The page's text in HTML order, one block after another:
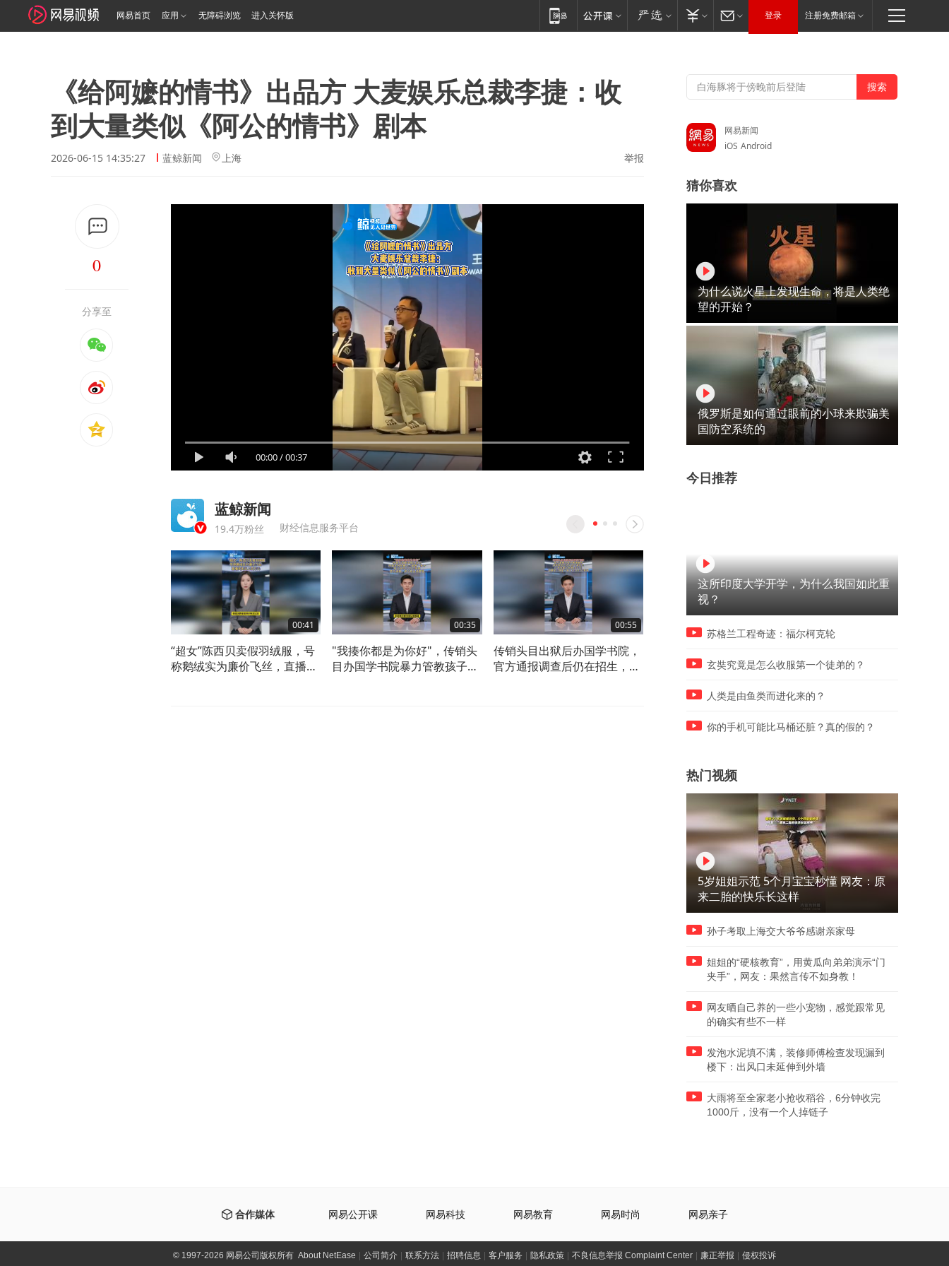
网易首页 应用 无障碍浏览 进入关怀版 登录 注册免费邮箱
《给阿嬷的情书》出品方 大麦娱乐总裁李捷：收
到大量类似《阿公的情书》剧本
2026-06-15 14:35:27 蓝鲸新闻 上海 举报
0
分享至
00:00/00:37
蓝鲸新闻
19.4万粉丝 财经信息服务平台
00:41
“超女”陈西贝卖假羽绒服，号
称鹅绒实为廉价飞丝，直播间
00:35
"我揍你都是为你好"，传销头
目办国学书院暴力管教孩子，
00:55
传销头目出狱后办国学书院，
官方通报调查后仍在招生，少
99999元，李亚鹏落泪致谢回
连续多日带货销售额仅1万
网易新闻
iOS Android
猜你喜欢
为什么说火星上发现生命，将是人类绝
望的开始？
俄罗斯是如何通过眼前的小球来欺骗美
国防空系统的
今日推荐
这所印度大学开学，为什么我国如此重
视？
苏格兰工程奇迹：福尔柯克轮
玄奘究竟是怎么收服第一个徒弟的？
人类是由鱼类而进化来的？
你的手机可能比马桶还脏？真的假的？
热门视频
5岁姐姐示范 5个月宝宝秒懂 网友：原
来二胎的快乐长这样
孙子考取上海交大爷爷感谢亲家母
姐姐的“硬核教育”，用黄瓜向弟弟演示“门
夹手”，网友：果然言传不如身教！
网友晒自己养的一些小宠物，感觉跟常见
的确实有些不一样
发泡水泥填不满，装修师傅检查发现漏到
楼下：出风口未延伸到外墙
大雨将至全家老小抢收稻谷，6分钟收完
1000斤，没有一个人掉链子
合作媒体 网易公开课 网易科技 网易教育 网易时尚 网易亲子
©1997-2026 网易公司版权所有 About NetEase 公司简介 联系方法 招聘信息 客户服务 隐私政策 不良信息举报 Complaint Center 廉正举报 侵权投诉